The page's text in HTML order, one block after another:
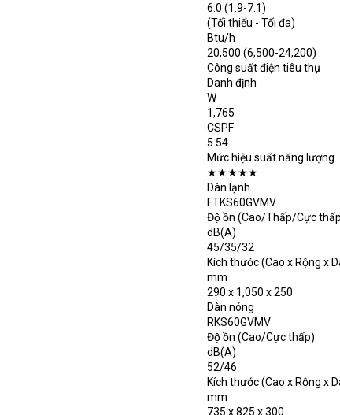
6.0 (1.9-7.1)
(Tối thiểu - Tối đa)
Btu/h
20,500 (6,500-24,200)
Công suất điện tiêu thụ
Danh định
W
1,765
CSPF
5.54
Mức hiệu suất năng lượng
★★★★★
Dàn lạnh
FTKS60GVMV
Độ ồn (Cao/Thấp/Cực
dB(A)
45/35/32
Kích thước (Cao x Rộng x
mm
290 x 1,050 x 250
Dàn nóng
RKS60GVMV
Độ ồn (Cao/Cực thấp)
dB(A)
52/46
Kích thước (Cao x Rộng x
mm
735 x 825 x 300